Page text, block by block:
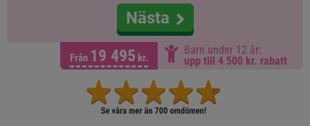
Nästa
Från 19 495 kr.
Barn under 12 år:
upp till 4 500 kr. rabatt